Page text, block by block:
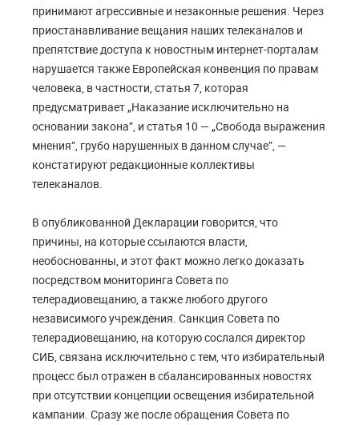
принимают агрессивные и незаконные решения. Через
приостанавливание вещания наших телеканалов и
препятствие доступа к новостным интернет-порталам
нарушается также Европейская конвенция по правам
человека, в частности, статья 7, которая
предусматривает „Наказание исключительно на
основании закона”, и статья 10 — „Свобода выражения
мнения”, грубо нарушенных в данном случае”, —
констатируют редакционные коллективы
телеканалов.
В опубликованной Декларации говорится, что
причины, на которые ссылаются власти,
необоснованны, и этот факт можно легко доказать
посредством мониторинга Совета по
телерадиовещанию, а также любого другого
независимого учреждения. Санкция Совета по
телерадиовещанию, на которую сослался директор
СИБ, связана исключительно с тем, что избирательный
процесс был отражен в сбалансированных новостях
при отсутствии концепции освещения избирательной
кампании. Сразу же после обращения Совета по